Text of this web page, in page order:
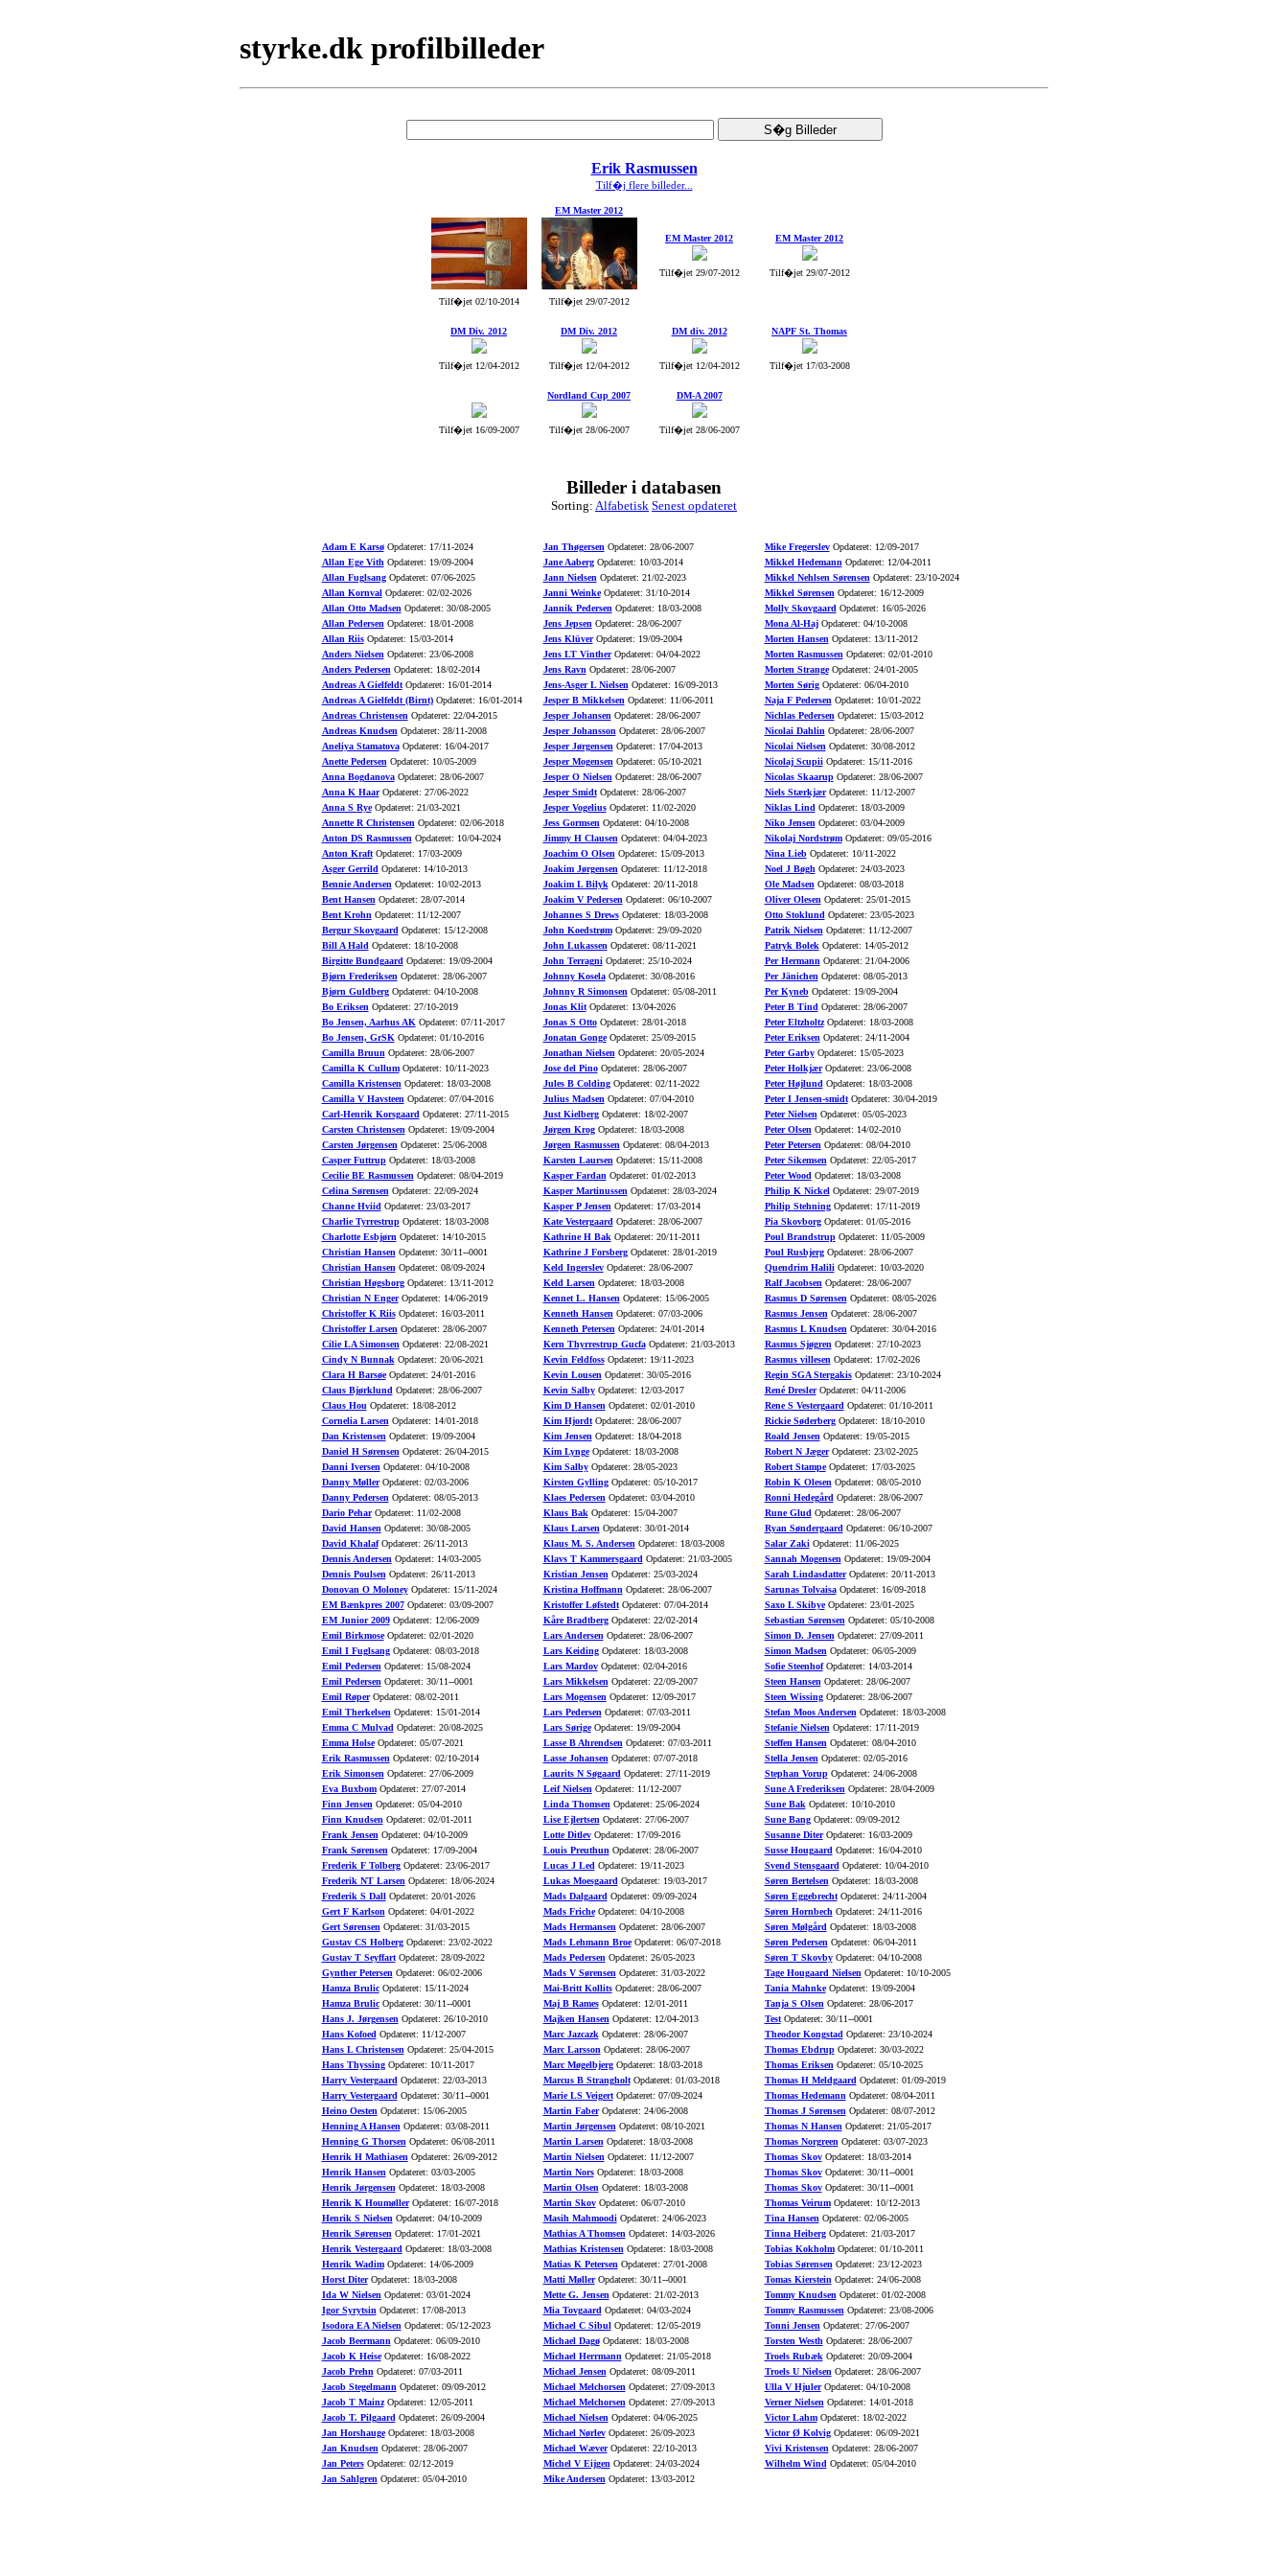
styrke.dk profilbilleder
Erik Rasmussen
Tilf�j flere billeder...
Tilf�jet 02/10-2014
EM Master 2012
Tilf�jet 29/07-2012
EM Master 2012
Tilf�jet 29/07-2012
EM Master 2012
Tilf�jet 29/07-2012
DM Div. 2012
Tilf�jet 12/04-2012
DM Div. 2012
Tilf�jet 12/04-2012
DM div. 2012
Tilf�jet 12/04-2012
NAPF St. Thomas
Tilf�jet 17/03-2008
Tilf�jet 16/09-2007
Nordland Cup 2007
Tilf�jet 28/06-2007
DM-A 2007
Tilf�jet 28/06-2007
Billeder i databasen
Sorting: Alfabetisk Senest opdateret
Adam E KarsøOpdateret: 17/11-2024
Allan Ege Vith Opdateret: 19/09-2004
Allan FuglsangOpdateret: 07/06-2025
Allan KornvalOpdateret: 02/02-2026
Allan Otto Madsen Opdateret: 30/08-2005
Allan Pedersen Opdateret: 18/01-2008
Allan RiisOpdateret: 15/03-2014
Anders Nielsen Opdateret: 23/06-2008
Anders Pedersen Opdateret: 18/02-2014
Andreas A GielfeldtOpdateret: 16/01-2014
Andreas A Gielfeldt (Birnt)Opdateret: 16/01-2014
Andreas Christensen Opdateret: 22/04-2015
Andreas Knudsen Opdateret: 28/11-2008
Aneliya StamatovaOpdateret: 16/04-2017
Anette Pedersen Opdateret: 10/05-2009
Anna BogdanovaOpdateret: 28/06-2007
Anna K HaarOpdateret: 27/06-2022
Anna S RyeOpdateret: 21/03-2021
Annette R Christensen Opdateret: 02/06-2018
Anton DS Rasmussen Opdateret: 10/04-2024
Anton KraftOpdateret: 17/03-2009
Asger Gerrild Opdateret: 14/10-2013
Bennie Andersen Opdateret: 10/02-2013
Bent Hansen Opdateret: 28/07-2014
Bent Krohn Opdateret: 11/12-2007
Bergur Skovgaard Opdateret: 15/12-2008
Bill A Hald Opdateret: 18/10-2008
Birgitte Bundgaard Opdateret: 19/09-2004
Bjørn Frederiksen Opdateret: 28/06-2007
Bjørn GuldbergOpdateret: 04/10-2008
Bo Eriksen Opdateret: 27/10-2019
Bo Jensen, Aarhus AK Opdateret: 07/11-2017
Bo Jensen, GrSK Opdateret: 01/10-2016
Camilla Bruun Opdateret: 28/06-2007
Camilla K CullumOpdateret: 10/11-2023
Camilla Kristensen Opdateret: 18/03-2008
Camilla V Havsteen Opdateret: 07/04-2016
Carl-Henrik Korsgaard Opdateret: 27/11-2015
Carsten Christensen Opdateret: 19/09-2004
Carsten Jørgensen Opdateret: 25/06-2008
Casper FuttrupOpdateret: 18/03-2008
Cecilie BE Rasmussen Opdateret: 08/04-2019
Celina Sørensen Opdateret: 22/09-2024
Channe Hviid Opdateret: 23/03-2017
Charlie TyrrestrupOpdateret: 18/03-2008
Charlotte Esbjørn Opdateret: 14/10-2015
Christian Hansen Opdateret: 30/11--0001
Christian Hansen Opdateret: 08/09-2024
Christian HøgsborgOpdateret: 13/11-2012
Christian N EngerOpdateret: 14/06-2019
Christoffer K RiisOpdateret: 16/03-2011
Christoffer Larsen Opdateret: 28/06-2007
Cilie LA Simonsen Opdateret: 22/08-2021
Cindy N Bunnak Opdateret: 20/06-2021
Clara H BarsøeOpdateret: 24/01-2016
Claus Bjørklund Opdateret: 28/06-2007
Claus Hou Opdateret: 18/08-2012
Cornelia Larsen Opdateret: 14/01-2018
Dan Kristensen Opdateret: 19/09-2004
Daniel H Sørensen Opdateret: 26/04-2015
Danni Iversen Opdateret: 04/10-2008
Danny MøllerOpdateret: 02/03-2006
Danny Pedersen Opdateret: 08/05-2013
Dario PeharOpdateret: 11/02-2008
David Hansen Opdateret: 30/08-2005
David KhalafOpdateret: 26/11-2013
Dennis Andersen Opdateret: 14/03-2005
Dennis Poulsen Opdateret: 26/11-2013
Donovan O MoloneyOpdateret: 15/11-2024
EM Bænkpres 2007Opdateret: 03/09-2007
EM Junior 2009Opdateret: 12/06-2009
Emil BirkmoseOpdateret: 02/01-2020
Emil I FuglsangOpdateret: 08/03-2018
Emil Pedersen Opdateret: 15/08-2024
Emil Pedersen Opdateret: 30/11--0001
Emil RøperOpdateret: 08/02-2011
Emil Therkelsen Opdateret: 15/01-2014
Emma C Mulvad Opdateret: 20/08-2025
Emma HolseOpdateret: 05/07-2021
Erik Rasmussen Opdateret: 02/10-2014
Erik Simonsen Opdateret: 27/06-2009
Eva BuxbomOpdateret: 27/07-2014
Finn Jensen Opdateret: 05/04-2010
Finn Knudsen Opdateret: 02/01-2011
Frank Jensen Opdateret: 04/10-2009
Frank Sørensen Opdateret: 17/09-2004
Frederik F TolbergOpdateret: 23/06-2017
Frederik NT Larsen Opdateret: 18/06-2024
Frederik S DallOpdateret: 20/01-2026
Gert F Karlson Opdateret: 04/01-2022
Gert Sørensen Opdateret: 31/03-2015
Gustav CS HolbergOpdateret: 23/02-2022
Gustav T SeyffartOpdateret: 28/09-2022
Gynther Petersen Opdateret: 06/02-2006
Hamza BrulicOpdateret: 15/11-2024
Hamza BrulicOpdateret: 30/11--0001
Hans J. Jørgensen Opdateret: 26/10-2010
Hans Kofoed Opdateret: 11/12-2007
Hans L Christensen Opdateret: 25/04-2015
Hans ThyssingOpdateret: 10/11-2017
Harry Vestergaard Opdateret: 22/03-2013
Harry Vestergaard Opdateret: 30/11--0001
Heino Oesten Opdateret: 15/06-2005
Henning A Hansen Opdateret: 03/08-2011
Henning G Thorsen Opdateret: 06/08-2011
Henrik H Mathiasen Opdateret: 26/09-2012
Henrik Hansen Opdateret: 03/03-2005
Henrik Jørgensen Opdateret: 18/03-2008
Henrik K HoumøllerOpdateret: 16/07-2018
Henrik S Nielsen Opdateret: 04/10-2009
Henrik Sørensen Opdateret: 17/01-2021
Henrik Vestergaard Opdateret: 18/03-2008
Henrik WadimOpdateret: 14/06-2009
Horst DiterOpdateret: 18/03-2008
Ida W Nielsen Opdateret: 03/01-2024
Igor Syrytsin Opdateret: 17/08-2013
Isodora EA Nielsen Opdateret: 05/12-2023
Jacob Beermann Opdateret: 06/09-2010
Jacob K HeiseOpdateret: 16/08-2022
Jacob Prehn Opdateret: 07/03-2011
Jacob Stegelmann Opdateret: 09/09-2012
Jacob T MainzOpdateret: 12/05-2011
Jacob T. Pilgaard Opdateret: 26/09-2004
Jan HorshaugeOpdateret: 18/03-2008
Jan Knudsen Opdateret: 28/06-2007
Jan PetersOpdateret: 02/12-2019
Jan Sahlgren Opdateret: 05/04-2010
Jan Thøgersen Opdateret: 28/06-2007
Jane AabergOpdateret: 10/03-2014
Jann Nielsen Opdateret: 21/02-2023
Janni WeinkeOpdateret: 31/10-2014
Jannik Pedersen Opdateret: 18/03-2008
Jens Jepsen Opdateret: 28/06-2007
Jens KlüverOpdateret: 19/09-2004
Jens LT VintherOpdateret: 04/04-2022
Jens Ravn Opdateret: 28/06-2007
Jens-Asger L Nielsen Opdateret: 16/09-2013
Jesper B Mikkelsen Opdateret: 11/06-2011
Jesper Johansen Opdateret: 28/06-2007
Jesper Johansson Opdateret: 28/06-2007
Jesper Jørgensen Opdateret: 17/04-2013
Jesper Mogensen Opdateret: 05/10-2021
Jesper O Nielsen Opdateret: 28/06-2007
Jesper SmidtOpdateret: 28/06-2007
Jesper VogeliusOpdateret: 11/02-2020
Jess Gormsen Opdateret: 04/10-2008
Jimmy H Clausen Opdateret: 04/04-2023
Joachim O Olsen Opdateret: 15/09-2013
Joakim Jørgensen Opdateret: 11/12-2018
Joakim L Bilyk Opdateret: 20/11-2018
Joakim V Pedersen Opdateret: 06/10-2007
Johannes S DrewsOpdateret: 18/03-2008
John KoedstrømOpdateret: 29/09-2020
John Lukassen Opdateret: 08/11-2021
John TerragniOpdateret: 25/10-2024
Johnny KoselaOpdateret: 30/08-2016
Johnny R Simonsen Opdateret: 05/08-2011
Jonas KlitOpdateret: 13/04-2026
Jonas S OttoOpdateret: 28/01-2018
Jonatan GongeOpdateret: 25/09-2015
Jonathan Nielsen Opdateret: 20/05-2024
Jose del PinoOpdateret: 28/06-2007
Jules B ColdingOpdateret: 02/11-2022
Julius Madsen Opdateret: 07/04-2010
Just KielbergOpdateret: 18/02-2007
Jørgen KrogOpdateret: 18/03-2008
Jørgen Rasmussen Opdateret: 08/04-2013
Karsten Laursen Opdateret: 15/11-2008
Kasper Fardan Opdateret: 01/02-2013
Kasper Martinussen Opdateret: 28/03-2024
Kasper P Jensen Opdateret: 17/03-2014
Kate Vestergaard Opdateret: 28/06-2007
Kathrine H Bak Opdateret: 20/11-2011
Kathrine J ForsbergOpdateret: 28/01-2019
Keld IngerslevOpdateret: 28/06-2007
Keld Larsen Opdateret: 18/03-2008
Kennet L. Hansen Opdateret: 15/06-2005
Kenneth Hansen Opdateret: 07/03-2006
Kenneth Petersen Opdateret: 24/01-2014
Kern Thyrrestrup GucfaOpdateret: 21/03-2013
Kevin FeldfossOpdateret: 19/11-2023
Kevin Lousen Opdateret: 30/05-2016
Kevin SalbyOpdateret: 12/03-2017
Kim D Hansen Opdateret: 02/01-2010
Kim HjordtOpdateret: 28/06-2007
Kim Jensen Opdateret: 18/04-2018
Kim LyngeOpdateret: 18/03-2008
Kim SalbyOpdateret: 28/05-2023
Kirsten GyllingOpdateret: 05/10-2017
Klaes Pedersen Opdateret: 03/04-2010
Klaus Bak Opdateret: 15/04-2007
Klaus Larsen Opdateret: 30/01-2014
Klaus M. S. Andersen Opdateret: 18/03-2008
Klavs T Kammersgaard Opdateret: 21/03-2005
Kristian Jensen Opdateret: 25/03-2024
Kristina Hoffmann Opdateret: 28/06-2007
Kristoffer LøfstedtOpdateret: 07/04-2014
Kåre BradtbergOpdateret: 22/02-2014
Lars Andersen Opdateret: 28/06-2007
Lars KeidingOpdateret: 18/03-2008
Lars MardovOpdateret: 02/04-2016
Lars Mikkelsen Opdateret: 22/09-2007
Lars Mogensen Opdateret: 12/09-2017
Lars Pedersen Opdateret: 07/03-2011
Lars SørigeOpdateret: 19/09-2004
Lasse B Ahrendsen Opdateret: 07/03-2011
Lasse Johansen Opdateret: 07/07-2018
Laurits N Søgaard Opdateret: 27/11-2019
Leif Nielsen Opdateret: 11/12-2007
Linda Thomsen Opdateret: 25/06-2024
Lise Ejlertsen Opdateret: 27/06-2007
Lotte DitlevOpdateret: 17/09-2016
Louis Preuthun Opdateret: 28/06-2007
Lucas J Led Opdateret: 19/11-2023
Lukas Moesgaard Opdateret: 19/03-2017
Mads Dalgaard Opdateret: 09/09-2024
Mads FricheOpdateret: 04/10-2008
Mads Hermansen Opdateret: 28/06-2007
Mads Lehmann BroeOpdateret: 06/07-2018
Mads Pedersen Opdateret: 26/05-2023
Mads V Sørensen Opdateret: 31/03-2022
Mai-Britt KollitsOpdateret: 28/06-2007
Maj B RamesOpdateret: 12/01-2011
Majken Hansen Opdateret: 12/04-2013
Marc Jazcazk Opdateret: 28/06-2007
Marc Larsson Opdateret: 28/06-2007
Marc MøgelbjergOpdateret: 18/03-2018
Marcus B StrangholtOpdateret: 01/03-2018
Marie LS VeigertOpdateret: 07/09-2024
Martin FaberOpdateret: 24/06-2008
Martin Jørgensen Opdateret: 08/10-2021
Martin Larsen Opdateret: 18/03-2008
Martin Nielsen Opdateret: 11/12-2007
Martin NorsOpdateret: 18/03-2008
Martin Olsen Opdateret: 18/03-2008
Martin SkovOpdateret: 06/07-2010
Masih MahmoodiOpdateret: 24/06-2023
Mathias A Thomsen Opdateret: 14/03-2026
Mathias Kristensen Opdateret: 18/03-2008
Matias K Petersen Opdateret: 27/01-2008
Matti MøllerOpdateret: 30/11--0001
Mette G. Jensen Opdateret: 21/02-2013
Mia Tovgaard Opdateret: 04/03-2024
Michael C SibulOpdateret: 12/05-2019
Michael DagøOpdateret: 18/03-2008
Michael Herrmann Opdateret: 21/05-2018
Michael Jensen Opdateret: 08/09-2011
Michael Melchorsen Opdateret: 27/09-2013
Michael Melchorsen Opdateret: 27/09-2013
Michael Nielsen Opdateret: 04/06-2025
Michael NørlevOpdateret: 26/09-2023
Michael WæverOpdateret: 22/10-2013
Michel V Eijgen Opdateret: 24/03-2024
Mike Andersen Opdateret: 13/03-2012
Mike FregerslevOpdateret: 12/09-2017
Mikkel Hedemann Opdateret: 12/04-2011
Mikkel Nehlsen Sørensen Opdateret: 23/10-2024
Mikkel Sørensen Opdateret: 16/12-2009
Molly Skovgaard Opdateret: 16/05-2026
Mona Al-HajOpdateret: 04/10-2008
Morten Hansen Opdateret: 13/11-2012
Morten Rasmussen Opdateret: 02/01-2010
Morten StrangeOpdateret: 24/01-2005
Morten SørigOpdateret: 06/04-2010
Naja F Pedersen Opdateret: 10/01-2022
Nichlas Pedersen Opdateret: 15/03-2012
Nicolai Dahlin Opdateret: 28/06-2007
Nicolai Nielsen Opdateret: 30/08-2012
Nicolaj ScupiiOpdateret: 15/11-2016
Nicolas SkaarupOpdateret: 28/06-2007
Niels StærkjærOpdateret: 11/12-2007
Niklas Lind Opdateret: 18/03-2009
Niko Jensen Opdateret: 03/04-2009
Nikolaj NordstrømOpdateret: 09/05-2016
Nina LiebOpdateret: 10/11-2022
Noel J Bøgh Opdateret: 24/03-2023
Ole Madsen Opdateret: 08/03-2018
Oliver Olesen Opdateret: 25/01-2015
Otto Stoklund Opdateret: 23/05-2023
Patrik Nielsen Opdateret: 11/12-2007
Patryk Bolek Opdateret: 14/05-2012
Per Hermann Opdateret: 21/04-2006
Per Jänichen Opdateret: 08/05-2013
Per KynebOpdateret: 19/09-2004
Peter B Tind Opdateret: 28/06-2007
Peter EltzholtzOpdateret: 18/03-2008
Peter Eriksen Opdateret: 24/11-2004
Peter GarbyOpdateret: 15/05-2023
Peter HolkjærOpdateret: 23/06-2008
Peter Højlund Opdateret: 18/03-2008
Peter I Jensen-smidtOpdateret: 30/04-2019
Peter Nielsen Opdateret: 05/05-2023
Peter Olsen Opdateret: 14/02-2010
Peter Petersen Opdateret: 08/04-2010
Peter Sikemsen Opdateret: 22/05-2017
Peter Wood Opdateret: 18/03-2008
Philip K NickelOpdateret: 29/07-2019
Philip StehningOpdateret: 17/11-2019
Pia SkovborgOpdateret: 01/05-2016
Poul BrandstrupOpdateret: 11/05-2009
Poul RusbjergOpdateret: 28/06-2007
Quendrim HaliliOpdateret: 10/03-2020
Ralf Jacobsen Opdateret: 28/06-2007
Rasmus D Sørensen Opdateret: 08/05-2026
Rasmus Jensen Opdateret: 28/06-2007
Rasmus L Knudsen Opdateret: 30/04-2016
Rasmus Sjøgren Opdateret: 27/10-2023
Rasmus villesen Opdateret: 17/02-2026
Regin SGA StergakisOpdateret: 23/10-2024
René DreslerOpdateret: 04/11-2006
Rene S Vestergaard Opdateret: 01/10-2011
Rickie SøderbergOpdateret: 18/10-2010
Roald Jensen Opdateret: 19/05-2015
Robert N JægerOpdateret: 23/02-2025
Robert StampeOpdateret: 17/03-2025
Robin K Olesen Opdateret: 08/05-2010
Ronni Hedegård Opdateret: 28/06-2007
Rune Glud Opdateret: 28/06-2007
Ryan Søndergaard Opdateret: 06/10-2007
Salar ZakiOpdateret: 11/06-2025
Sannah Mogensen Opdateret: 19/09-2004
Sarah LindasdatterOpdateret: 20/11-2013
Sarunas TolvaisaOpdateret: 16/09-2018
Saxo L SkibyeOpdateret: 23/01-2025
Sebastian Sørensen Opdateret: 05/10-2008
Simon D. Jensen Opdateret: 27/09-2011
Simon Madsen Opdateret: 06/05-2009
Sofie SteenhofOpdateret: 14/03-2014
Steen Hansen Opdateret: 28/06-2007
Steen WissingOpdateret: 28/06-2007
Stefan Moos Andersen Opdateret: 18/03-2008
Stefanie Nielsen Opdateret: 17/11-2019
Steffen Hansen Opdateret: 08/04-2010
Stella Jensen Opdateret: 02/05-2016
Stephan VorupOpdateret: 24/06-2008
Sune A Frederiksen Opdateret: 28/04-2009
Sune Bak Opdateret: 10/10-2010
Sune BangOpdateret: 09/09-2012
Susanne DiterOpdateret: 16/03-2009
Susse Hougaard Opdateret: 16/04-2010
Svend Stensgaard Opdateret: 10/04-2010
Søren Bertelsen Opdateret: 18/03-2008
Søren EggebrechtOpdateret: 24/11-2004
Søren Hornbech Opdateret: 24/11-2016
Søren Mølgård Opdateret: 18/03-2008
Søren Pedersen Opdateret: 06/04-2011
Søren T SkovbyOpdateret: 04/10-2008
Tage Hougaard Nielsen Opdateret: 10/10-2005
Tania MahnkeOpdateret: 19/09-2004
Tanja S Olsen Opdateret: 28/06-2017
TestOpdateret: 30/11--0001
Theodor Kongstad Opdateret: 23/10-2024
Thomas EbdrupOpdateret: 30/03-2022
Thomas Eriksen Opdateret: 05/10-2025
Thomas H Meldgaard Opdateret: 01/09-2019
Thomas Hedemann Opdateret: 08/04-2011
Thomas J Sørensen Opdateret: 08/07-2012
Thomas N Hansen Opdateret: 21/05-2017
Thomas Norgreen Opdateret: 03/07-2023
Thomas SkovOpdateret: 18/03-2014
Thomas SkovOpdateret: 30/11--0001
Thomas SkovOpdateret: 30/11--0001
Thomas VeirumOpdateret: 10/12-2013
Tina Hansen Opdateret: 02/06-2005
Tinna HeibergOpdateret: 21/03-2017
Tobias KokholmOpdateret: 01/10-2011
Tobias Sørensen Opdateret: 23/12-2023
Tomas Kierstein Opdateret: 24/06-2008
Tommy Knudsen Opdateret: 01/02-2008
Tommy Rasmussen Opdateret: 23/08-2006
Tonni Jensen Opdateret: 27/06-2007
Torsten Westh Opdateret: 28/06-2007
Troels Rubæk Opdateret: 20/09-2004
Troels U Nielsen Opdateret: 28/06-2007
Ulla V HjulerOpdateret: 04/10-2008
Verner Nielsen Opdateret: 14/01-2018
Victor LahmOpdateret: 18/02-2022
Victor Ø KolvigOpdateret: 06/09-2021
Vivi Kristensen Opdateret: 28/06-2007
Wilhelm Wind Opdateret: 05/04-2010